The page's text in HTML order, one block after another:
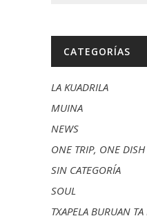
CATEGORÍAS
LA KUADRILA
MUINA
NEWS
ONE TRIP, ONE DISH
SIN CATEGORÍA
SOUL
TXAPELA BURUAN